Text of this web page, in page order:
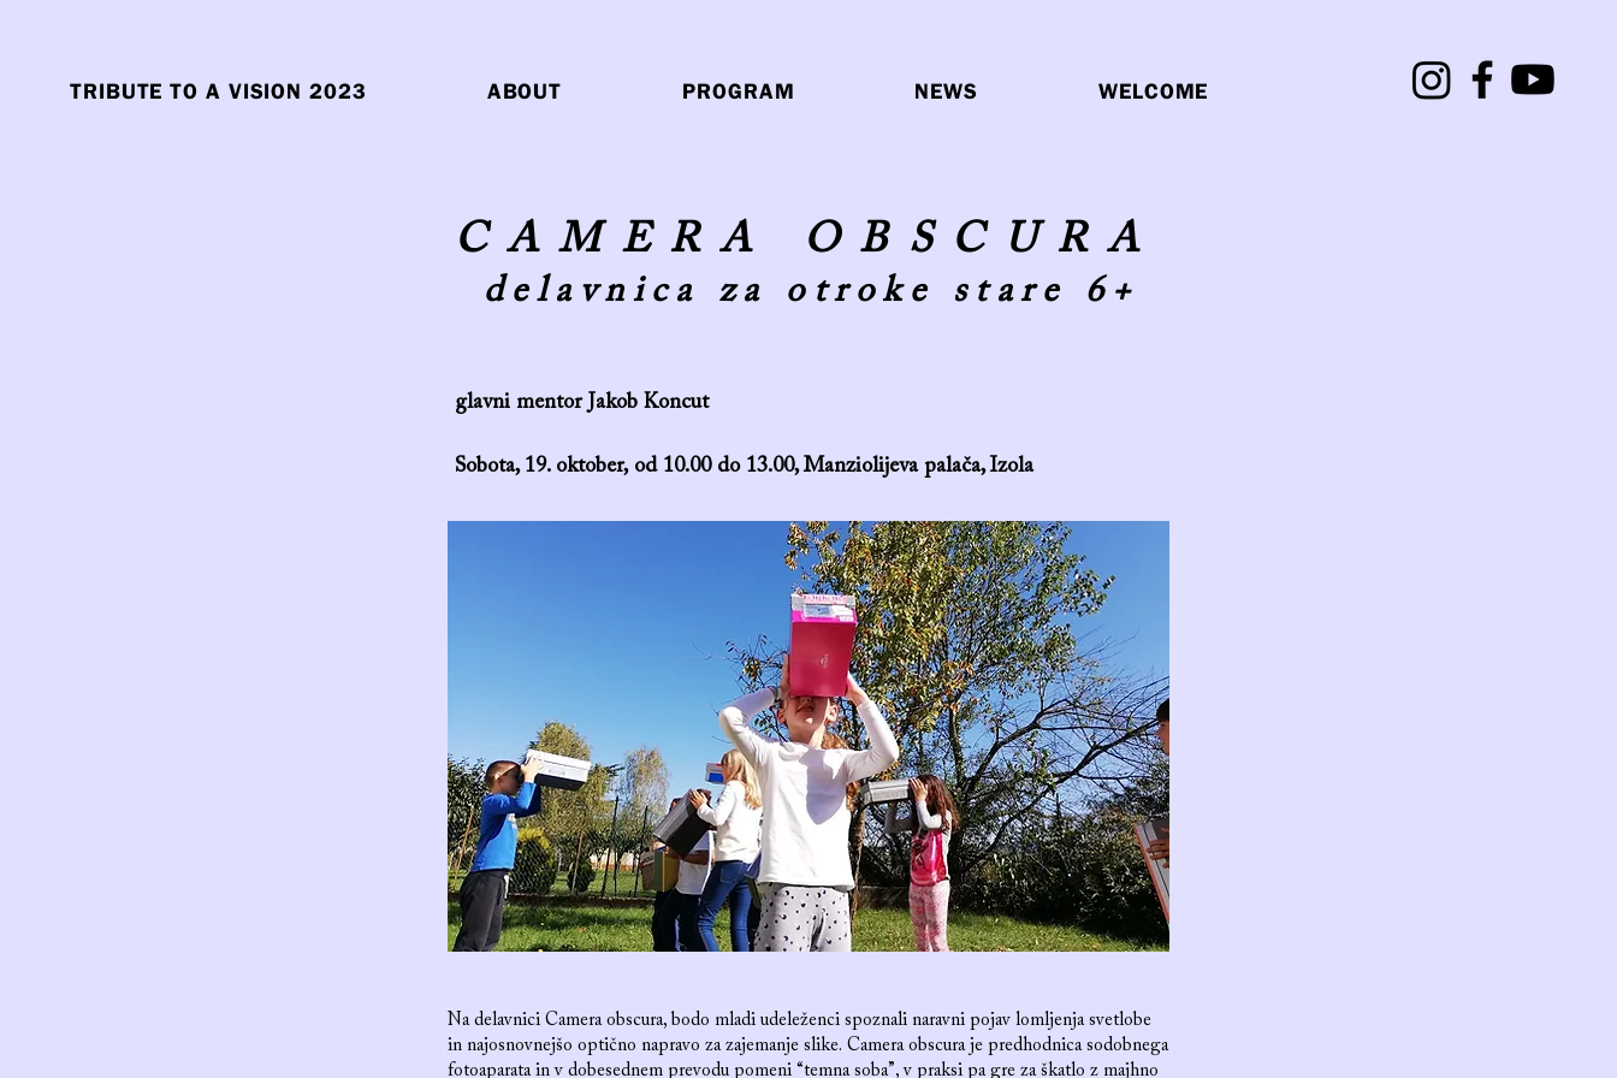
TRIBUTE TO A VISION 2023 ABOUT PROGRAM NEWS WELCOME
CAMERA OBSCURA
delavnica za otroke stare 6+
glavni mentor Jakob Koncut
Sobota, 19. oktober, od 10.00 do 13.00, Manziolijeva palača, Izola
Na delavnici Camera obscura, bodo mladi udeleženci spoznali naravni pojav lomljenja svetlobe
in najosnovnejšo optično napravo za zajemanje slike. Camera obscura je predhodnica sodobnega
fotoaparata in v dobesednem prevodu pomeni “temna soba”, v praksi pa gre za škatlo z majhno